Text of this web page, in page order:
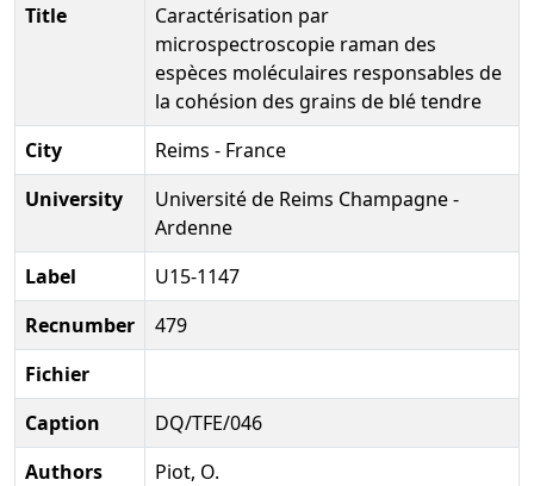
Title
Caractérisation par
microspectroscopie raman des
espèces moléculaires responsables de
la cohésion des grains de blé tendre
City
Reims - France
University
Université de Reims Champagne -
Ardenne
Label
U15-1147
Recnumber
479
Fichier
Caption
DQ/TFE/046
Authors
Piot, O.